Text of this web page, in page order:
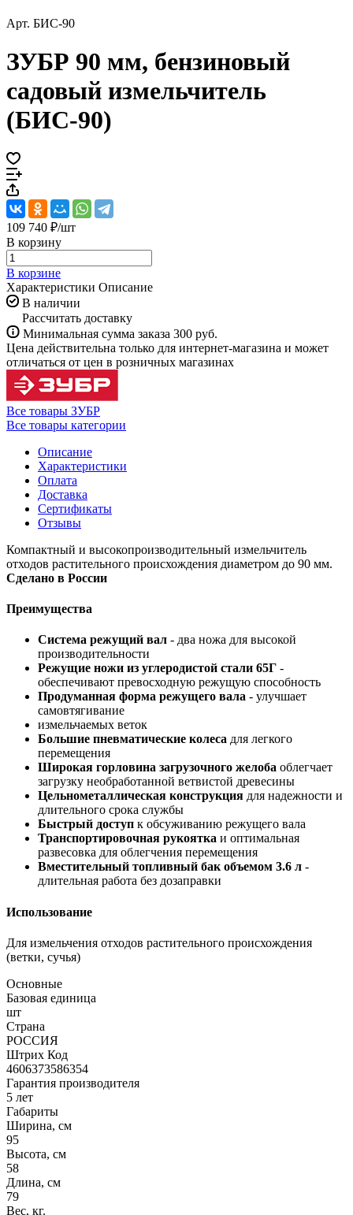
Арт. БИС-90
ЗУБР 90 мм, бензиновый
садовый измельчитель
(БИС-90)
109 740 ₽/шт
В корзину
В корзине
Характеристики Описание
В наличии
Рассчитать доставку
Минимальная сумма заказа 300 руб.
Цена действительна только для интернет-магазина и может
отличаться от цен в розничных магазинах
Все товары ЗУБР
Все товары категории
Описание
Характеристики
Оплата
Доставка
Сертификаты
Отзывы
Компактный и высокопроизводительный измельчитель
отходов растительного происхождения диаметром до 90 мм.
Сделано в России
Преимущества
Система режущий вал - два ножа для высокой
производительности
Режущие ножи из углеродистой стали 65Г -
обеспечивают превосходную режущую способность
Продуманная форма режущего вала - улучшает
самовтягивание
измельчаемых веток
Большие пневматические колеса для легкого
перемещения
Широкая горловина загрузочного желоба облегчает
загрузку необработанной ветвистой древесины
Цельнометаллическая конструкция для надежности и
длительного срока службы
Быстрый доступ к обсуживанию режущего вала
Транспортировочная рукоятка и оптимальная
развесовка для облегчения перемещения
Вместительный топливный бак объемом 3.6 л -
длительная работа без дозаправки
Использование
Для измельчения отходов растительного происхождения
(ветки, сучья)
Основные
Базовая единица
шт
Страна
РОССИЯ
Штрих Код
4606373586354
Гарантия производителя
5 лет
Габариты
Ширина, см
95
Высота, см
58
Длина, см
79
Вес, кг.